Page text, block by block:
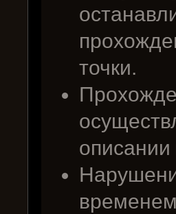
точки.